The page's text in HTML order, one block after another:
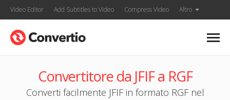
Video Editor Add Subtitles to Video Compress Video Altro
Convertitore da JFIF a RGF
Converti facilmente JFIF in formato RGF nel